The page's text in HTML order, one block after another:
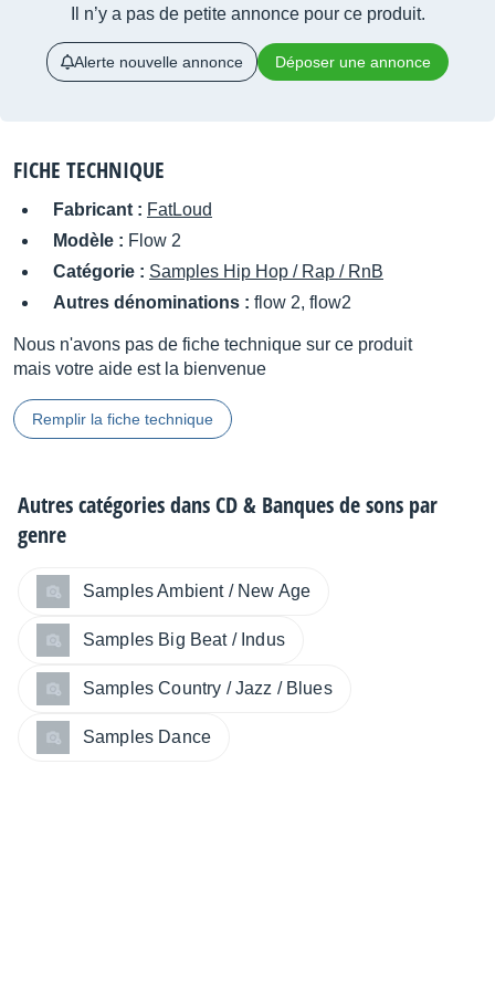
Il n’y a pas de petite annonce pour ce produit.
Alerte nouvelle annonce Déposer une annonce
FICHE TECHNIQUE
Fabricant : FatLoud
Modèle : Flow 2
Catégorie : Samples Hip Hop / Rap / RnB
Autres dénominations : flow 2, flow2
Nous n'avons pas de fiche technique sur ce produit
mais votre aide est la bienvenue
Remplir la fiche technique
Autres catégories dansCD & Banques de sons par
genre
Samples Ambient / New Age
Samples Big Beat / Indus
Samples Country / Jazz / Blues
Samples Dance